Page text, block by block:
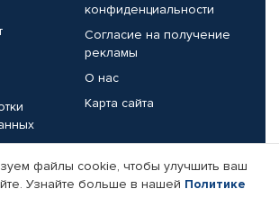
конфиденциальности
Согласие на получение
рекламы
О нас
Карта сайта
файлы cookie, чтобы улучшить ваш
Узнайте больше в нашей Политике